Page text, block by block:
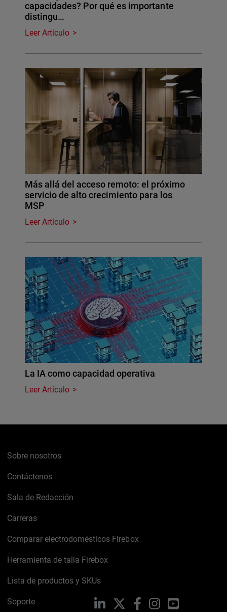
capacidades? Por qué es importante
distingu…
Leer Artículo
Más allá del acceso remoto: el próximo
servicio de alto crecimiento para los
MSP
Leer Artículo
La IA como capacidad operativa
Leer Artículo
Sobre nosotros
Contáctenos
Sala de Redacción
Carreras
Comparar electrodomésticos Firebox
Herramienta de talla Firebox
Lista de productos y SKUs
Soporte LinkedIn FacebookInstagramYouTube